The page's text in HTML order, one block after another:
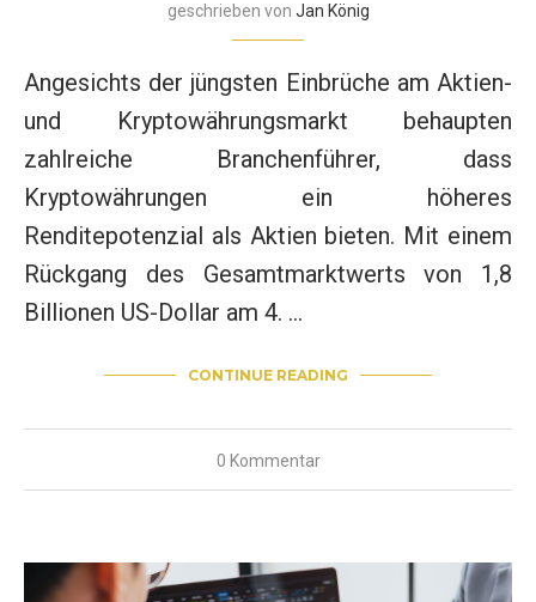
geschrieben von Jan König
Angesichts der jüngsten Einbrüche am Aktien-
und Kryptowährungsmarkt behaupten
zahlreiche Branchenführer, dass
Kryptowährungen ein höheres
Renditepotenzial als Aktien bieten. Mit einem
Rückgang des Gesamtmarktwerts von 1,8
Billionen US-Dollar am 4. …
CONTINUE READING
0 Kommentar